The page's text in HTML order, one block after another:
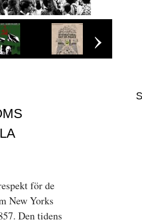
›
för de
New Yorks
Den tidens